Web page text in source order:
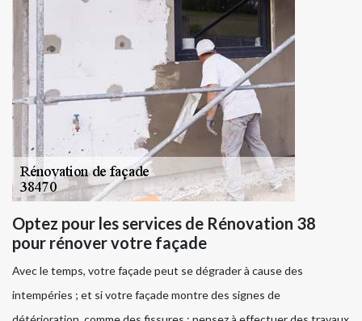
Optez pour les services de Rénovation 38
pour rénover votre façade
Avec le temps, votre façade peut se dégrader à cause des
intempéries ; et si votre façade montre des signes de